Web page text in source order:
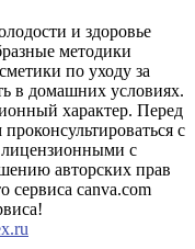
и здоровье
методики
по уходу за
в домашних условиях.
характер. Перед
с
лицензионными с
авторских прав
сервиса canva.com